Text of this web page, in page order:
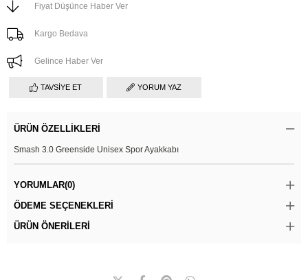
Fiyat Düşünce Haber Ver
Kargo Bedava
Gelince Haber Ver
TAVSIYE ET YORUM YAZ
ÜRÜN ÖZELLIKLERI
Smash 3.0 Greenside Unisex Spor Ayakkabı
YORUMLAR(0)
ÖDEME SEÇENEKLERI
ÜRÜN ÖNERILERI